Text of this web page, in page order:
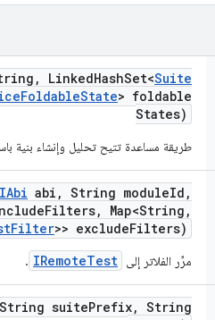
, LinkedHashSet<Suite
FoldableState> foldable
States)
طريقة مساعدة تتيح تحليل وإنشاء بنية
IAbi abi , String moduleId ,
Filters, Map<String ,
Filter>> excludeFilters)
مرِّر الفلاتر إلى IRemoteTest
.
String suitePrefix, String